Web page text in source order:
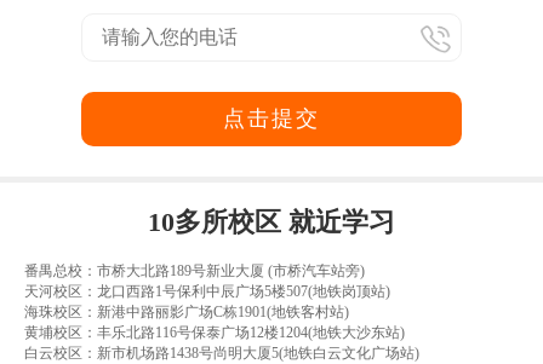
点击提交
10多所校区 就近学习
番禺总校：市桥大北路189号新业大厦 (市桥汽车站旁)
天河校区：龙口西路1号保利中辰广场5楼507(地铁岗顶站)
海珠校区：新港中路丽影广场C栋1901(地铁客村站)
黄埔校区：丰乐北路116号保泰广场12楼1204(地铁大沙东站)
白云校区：新市机场路1438号尚明大厦5(地铁白云文化广场站)